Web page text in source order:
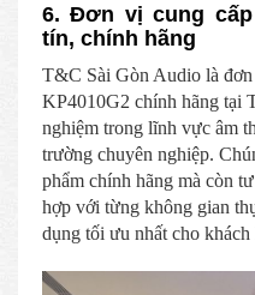
6. Đơn vị cung cấp
tín, chính hãng
T&C Sài Gòn Audio là
KP4010G2 chính hãng tại
nghiệm trong lĩnh vực âm
trường chuyên nghiệp.
phẩm chính hãng mà còn
hợp với từng không gian
dụng tối ưu nhất cho khách